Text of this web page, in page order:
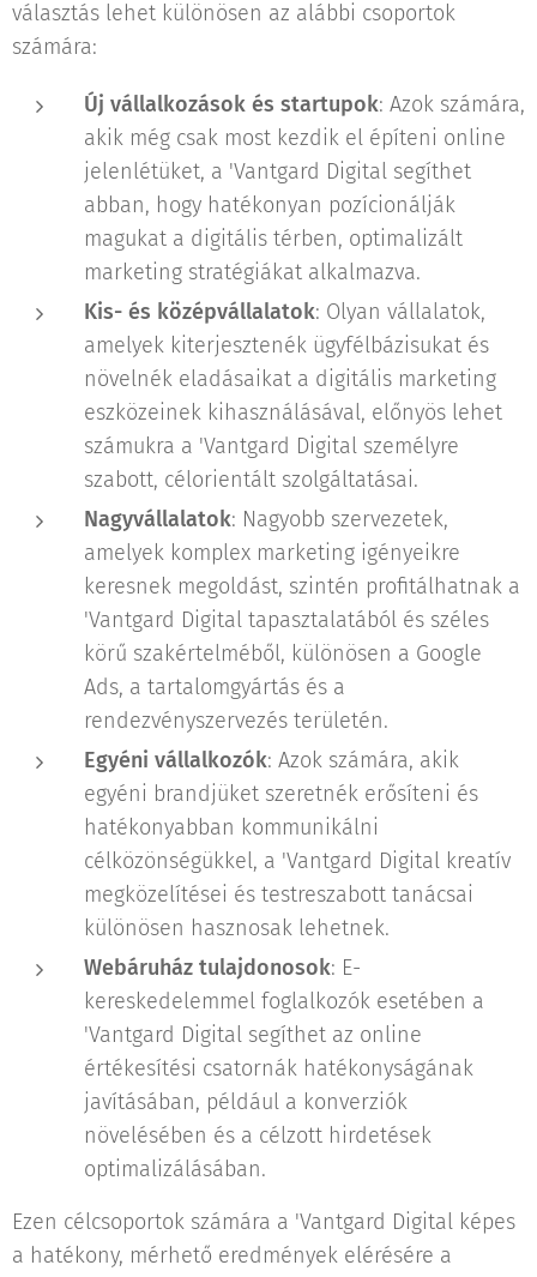
választás lehet különösen az alábbi csoportok
számára:
Új vállalkozások és startupok: Azok számára,
akik még csak most kezdik el építeni online
jelenlétüket, a 'Vantgard Digital segíthet
abban, hogy hatékonyan pozícionálják
magukat a digitális térben, optimalizált
marketing stratégiákat alkalmazva.
Kis- és középvállalatok: Olyan vállalatok,
amelyek kiterjesztenék ügyfélbázisukat és
növelnék eladásaikat a digitális marketing
eszközeinek kihasználásával, előnyös lehet
számukra a 'Vantgard Digital személyre
szabott, célorientált szolgáltatásai.
Nagyvállalatok: Nagyobb szervezetek,
amelyek komplex marketing igényeikre
keresnek megoldást, szintén profitálhatnak a
'Vantgard Digital tapasztalatából és széles
körű szakértelméből, különösen a Google
Ads, a tartalomgyártás és a
rendezvényszervezés területén.
Egyéni vállalkozók: Azok számára, akik
egyéni brandjüket szeretnék erősíteni és
hatékonyabban kommunikálni
célközönségükkel, a 'Vantgard Digital kreatív
megközelítései és testreszabott tanácsai
különösen hasznosak lehetnek.
Webáruház tulajdonosok: E-
kereskedelemmel foglalkozók esetében a
'Vantgard Digital segíthet az online
értékesítési csatornák hatékonyságának
javításában, például a konverziók
növelésében és a célzott hirdetések
optimalizálásában.
Ezen célcsoportok számára a 'Vantgard Digital képes
a hatékony, mérhető eredmények elérésére a